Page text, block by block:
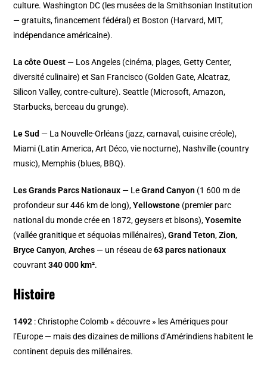
culture. Washington DC (les musées de la Smithsonian Institution
— gratuits, financement fédéral) et Boston (Harvard, MIT,
indépendance américaine).
La côte Ouest — Los Angeles (cinéma, plages, Getty Center,
diversité culinaire) et San Francisco (Golden Gate, Alcatraz,
Silicon Valley, contre-culture). Seattle (Microsoft, Amazon,
Starbucks, berceau du grunge).
Le Sud — La Nouvelle-Orléans (jazz, carnaval, cuisine créole),
Miami (Latin America, Art Déco, vie nocturne), Nashville (country
music), Memphis (blues, BBQ).
Les Grands Parcs Nationaux — LeGrand Canyon (1 600 m de
profondeur sur 446 km de long),Yellowstone (premier parc
national du monde crée en 1872, geysers et bisons),Yosemite
(vallée granitique et séquoias millénaires),Grand Teton,Zion,
Bryce Canyon,Arches — un réseau de63 parcs nationaux
couvrant340 000 km².
Histoire
1492 : Christophe Colomb « découvre » les Amériques pour
l’Europe — mais des dizaines de millions d’Amérindiens habitent le
continent depuis des millénaires.